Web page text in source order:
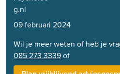
09 februari 2024
Wil je meer weten of heb je
085 273 3339of